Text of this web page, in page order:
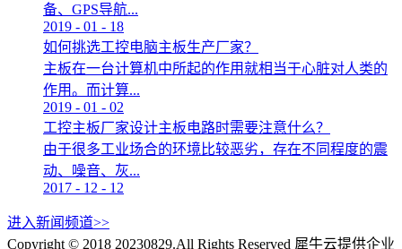
备、GPS导航...
2019 - 01 - 18
如何挑选工控电脑主板生产厂家？
主板在一台计算机中所起的作用就相当于心脏对人类的
作用。而计算...
2019 - 01 - 02
工控主板厂家设计主板电路时需要注意什么？
由于很多工业场合的环境比较恶劣，存在不同程度的震
动、噪音、灰...
2017 - 12 - 12
进入新闻频道>>
Copyright © 2018 20230829.All Rights Reserved 犀牛云提供企业